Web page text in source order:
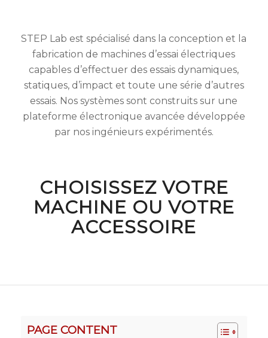
STEP Lab est spécialisé dans la conception et la
fabrication de machines d’essai électriques
capables d’effectuer des essais dynamiques,
statiques, d’impact et toute une série d’autres
essais. Nos systèmes sont construits sur une
plateforme électronique avancée développée
par nos ingénieurs expérimentés.
CHOISISSEZ VOTRE
MACHINE OU VOTRE
ACCESSOIRE
PAGE CONTENT